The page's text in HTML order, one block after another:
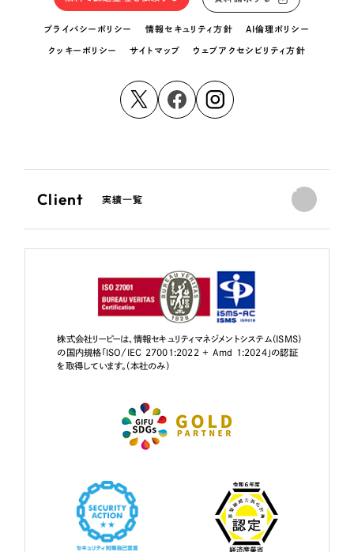
プライバシーポリシー 情報セキュリティ方針 AI倫理ポリシー
クッキーポリシー サイトマップ ウェブアクセシビリティ方針
Client 実績一覧
株式会社リーピーは、情報セキュリティマネジメントシステム（ISMS）
の国内規格「ISO/IEC 27001:2022 + Amd 1:2024」の認証
を取得しています。（本社のみ）